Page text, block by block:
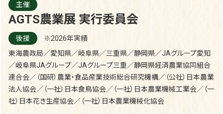
主催
AGTS農業展 実行委員会
後援
※2026年実績
東海農政局／愛知県／岐阜県／三重県／静岡県／JAグループ愛知
／岐阜県JAグループ／JAグループ三重／静岡県経済農業協同組合
連合会／（国研）農業・食品産業技術総合研究機構／（公社）日本農業
法人協会／（一社）日本食鳥協会／（一社）日本農業機械工業会／（一
社）日本花き生産協会／（一社）日本農業機械化協会